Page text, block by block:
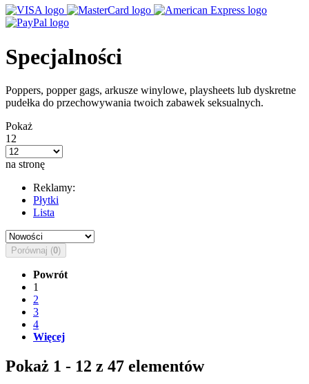
Specjalności
Poppers, popper gags, arkusze winylowe, playsheets lub dyskretne
pudełka do przechowywania twoich zabawek seksualnych.
Pokaż
12
na stronę
Reklamy:
Płytki
Lista
Porównaj (0)
Powrót
1
2
3
4
Więcej
Pokaż 1 - 12 z 47 elementów